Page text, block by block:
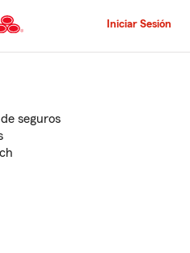
al
principal
Iniciar Sesión